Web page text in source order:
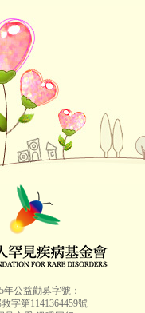
年公益勸募字號：
字第1141364459號